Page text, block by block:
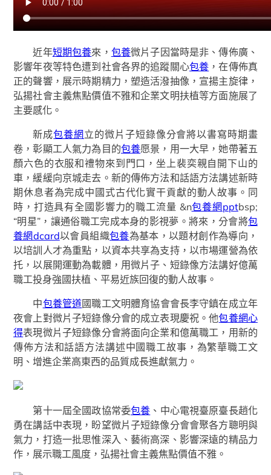
近年短期包養來， 包養微片子因當時是非、傳佈廣、
影響年夜等特色遭到社會各界的追蹤關心包養 ，在傳佈真
正的聲響，展示時期精力，塑造活潑抽像，宣揚主旋律，
弘揚社會主義焦點價值不雅和企業文明扶植等方面施展了
主要感化。
新成包養網 立的微片子短錄像分會將以書寫時期畫
卷，彰顯工人氣力為目的包養愿景，用一大早，她帶著五
顏六色的衣服和禮物來到門口，坐上裴奕親自開下山的
車，緩緩向京城走去。新的傳佈方法和話語方法講述新時
期休息者為完成中國式古代化實干貢獻的動人故事。同
時，打造具有全國影響力的職工流量 &n包養網pptbsp;
“明星”，讓通俗職工完成本身的影視夢。將來，分會將包
養網dcard以會員組織包養為基本，以題材創作為導向，
以培訓人才為重點，以資本共享為支持，以市場運營為依
托，以展開運動為載體，用微片子、短錄像方法講好億萬
職工投身強國扶植、平易近族回復的動人故事。
中包養管道國職工文明體育協會會長李守鎮在成立年
夜會上對微片子短錄像分會的成立表現慶祝。他包養網心
得表現微片子短錄像分會將面向企業和億萬職工，用新的
傳佈方法和話語方法講述中國職工故事，為繁華職工文
明、增進企業高東西的品質成長進獻氣力。
第十一屆全國政協常委包養 、中心電視臺原臺長趙化
勇在講話中表現，盼望微片子短錄像分會會聚各方聰明與
氣力，打造一批思惟深入、藝術高深、影響深遠的精品力
作，展示職工風度，弘揚社會主義焦點價值不雅。